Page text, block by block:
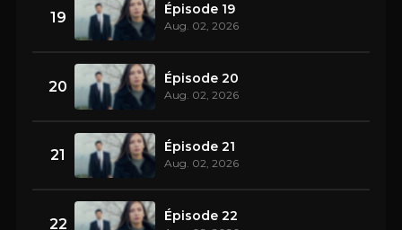
19 Épisode 19
Aug. 02, 2026
20 Épisode 20
Aug. 02, 2026
21 Épisode 21
Aug. 02, 2026
22 Épisode 22